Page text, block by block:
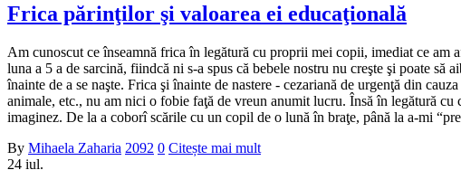
Frica părinţilor şi valoarea ei educaţională
Am cunoscut ce înseamnă frica în legătură cu proprii mei copii, imediat ce
luna a 5 a de sarcină, fiindcă ni s-a spus că bebele nostru nu creşte şi poate
înainte de a se naşte. Frica şi înainte de nastere - cezariană de urgenţă din
animale, etc., nu am nici o fobie faţă de vreun anumit lucru. Însă în legătură
imaginez. De la a coborî scările cu un copil de o lună în braţe, până la a-mi
By Mihaela Zaharia 2092 0 Citește mai mult
24 iul.